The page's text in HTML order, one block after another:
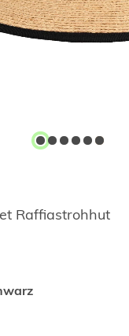
Raffiastrohhut